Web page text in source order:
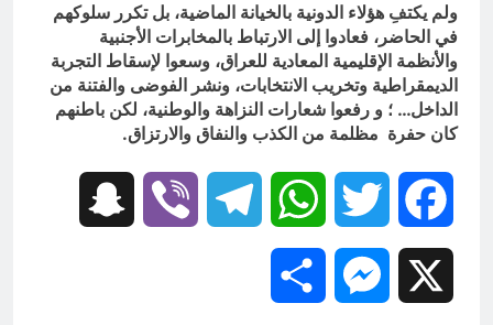
ولم يكتفِ هؤلاء الدونية بالخيانة الماضية، بل تكرر سلوكهم
في الحاضر، فعادوا إلى الارتباط بالمخابرات الأجنبية
والأنظمة الإقليمية المعادية للعراق، وسعوا لإسقاط التجربة
الديمقراطية وتخريب الانتخابات، ونشر الفوضى والفتنة من
الداخل… ؛ و رفعوا شعارات النزاهة والوطنية، لكن باطنهم
كان حفرة مظلمة من الكذب والنفاق والارتزاق.
Facebook
Twitter
WhatsApp
Telegram
Viber
Messenger